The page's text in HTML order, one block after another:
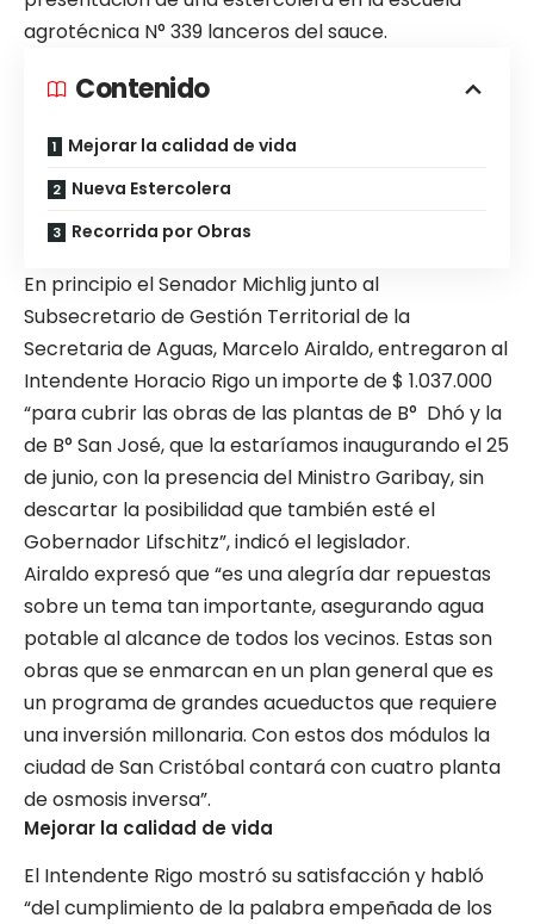
agrotécnica N° 339 lanceros del sauce.
Contenido
Mejorar la calidad de vida
Nueva Estercolera
Recorrida por Obras
En principio el Senador Michlig junto al
Subsecretario de Gestión Territorial de la
Secretaria de Aguas, Marcelo Airaldo, entregaron al
Intendente Horacio Rigo un importe de $ 1.037.000
“para cubrir las obras de las plantas de B° Dhó y la
de B° San José, que la estaríamos inaugurando el 25
de junio, con la presencia del Ministro Garibay, sin
descartar la posibilidad que también esté el
Gobernador Lifschitz”, indicó el legislador.
Airaldo expresó que “es una alegría dar repuestas
sobre un tema tan importante, asegurando agua
potable al alcance de todos los vecinos. Estas son
obras que se enmarcan en un plan general que es
un programa de grandes acueductos que requiere
una inversión millonaria. Con estos dos módulos la
ciudad de San Cristóbal contará con cuatro planta
de osmosis inversa”.
Mejorar la calidad de vida
El Intendente Rigo mostró su satisfacción y habló
“del cumplimiento de la palabra empeñada de los